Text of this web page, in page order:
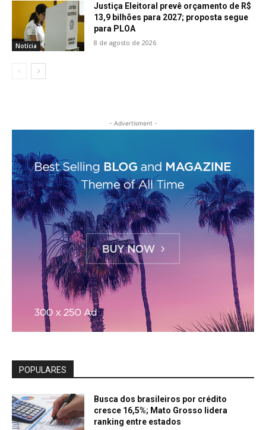
Notícia
Justiça Eleitoral prevê orçamento de R$
13,9 bilhões para 2027; proposta segue
para PLOA
8 de agosto de 2026
- Advertisment -
POPULARES
Busca dos brasileiros por crédito
cresce 16,5%; Mato Grosso lidera
ranking entre estados